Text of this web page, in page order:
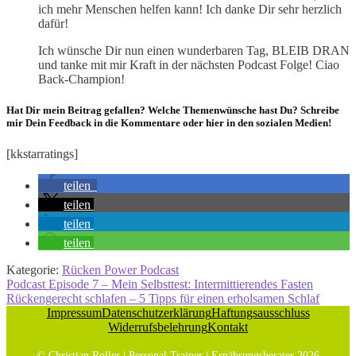
ich mehr Menschen helfen kann! Ich danke Dir sehr herzlich
dafür!
Ich wünsche Dir nun einen wunderbaren Tag, BLEIB DRAN
und tanke mit mir Kraft in der nächsten Podcast Folge! Ciao
Back-Champion!
Hat Dir mein Beitrag gefallen? Welche Themenwünsche hast Du? Schreibe
mir Dein Feedback in die Kommentare oder hier in den sozialen Medien!
[kkstarratings]
teilen
teilen
teilen
teilen
Kategorie: Rücken Power Podcast
Beitragsnavigation
Vorheriger
Beitrag:
Podcast Episode 7 – Mein Selbsttest: Intermittierendes Fasten
Nächster
Rückengerecht schlafen – 5 Tipps für einen erholsamen Schlaf
ImpressumDatenschutzerklärungHaftungsausschluss
WiderrufsbelehrungKontakt